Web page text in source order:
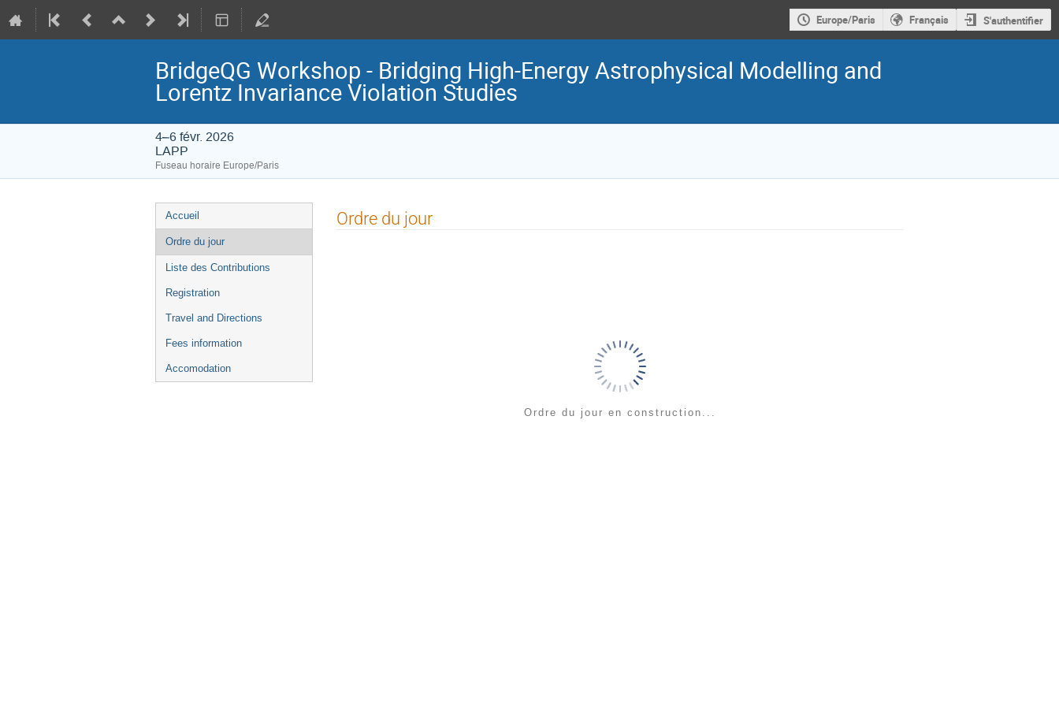
Europe/Paris Français S'authentifier
BridgeQG Workshop - Bridging High-Energy Astrophysical Modelling and
Lorentz Invariance Violation Studies
4–6 févr. 2026
LAPP
Fuseau horaire Europe/Paris
Menu
de
l'événement
Accueil
Ordre du jour
Liste des Contributions
Registration
Travel and Directions
Fees information
Accomodation
Ordre du jour
Ordre du jour en construction...